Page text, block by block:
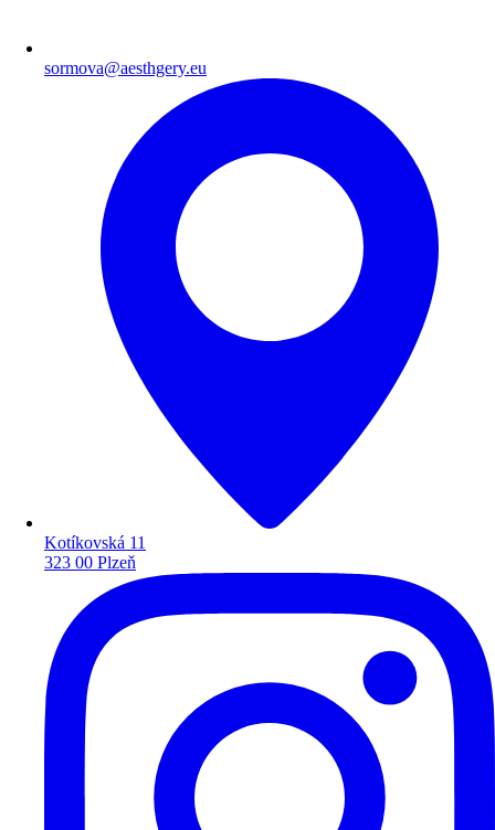
sormova@aesthgery.eu
Kotíkovská 11
323 00 Plzeň